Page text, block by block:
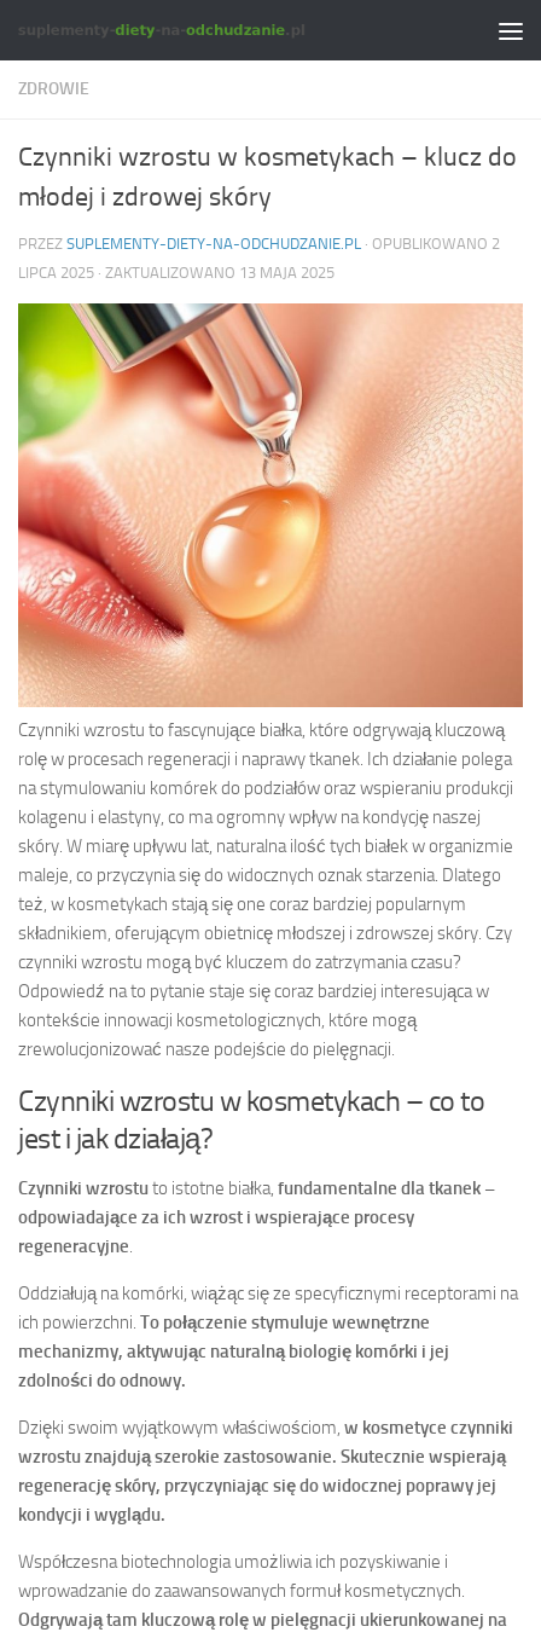
Skip to content
ZDROWIE
Czynniki wzrostu w kosmetykach – klucz do
młodej i zdrowej skóry
PRZEZ SUPLEMENTY-DIETY-NA-ODCHUDZANIE.PL · OPUBLIKOWANO 2
LIPCA 2025 · ZAKTUALIZOWANO 13 MAJA 2025
Czynniki wzrostu to fascynujące białka, które odgrywają kluczową
rolę w procesach regeneracji i naprawy tkanek. Ich działanie polega
na stymulowaniu komórek do podziałów oraz wspieraniu produkcji
kolagenu i elastyny, co ma ogromny wpływ na kondycję naszej
skóry. W miarę upływu lat, naturalna ilość tych białek w organizmie
maleje, co przyczynia się do widocznych oznak starzenia. Dlatego
też, w kosmetykach stają się one coraz bardziej popularnym
składnikiem, oferującym obietnicę młodszej i zdrowszej skóry. Czy
czynniki wzrostu mogą być kluczem do zatrzymania czasu?
Odpowiedź na to pytanie staje się coraz bardziej interesująca w
kontekście innowacji kosmetologicznych, które mogą
zrewolucjonizować nasze podejście do pielęgnacji.
Czynniki wzrostu w kosmetykach – co to
jest i jak działają?
Czynniki wzrostuto istotne białka, fundamentalne dla tkanek –
odpowiadające za ich wzrost i wspierające procesy
regeneracyjne.
Oddziałują na komórki, wiążąc się ze specyficznymi receptorami na
ich powierzchni. To połączenie stymuluje wewnętrzne
mechanizmy, aktywując naturalną biologię komórki i jej
zdolności do odnowy.
Dzięki swoim wyjątkowym właściwościom, w kosmetyce czynniki
wzrostu znajdują szerokie zastosowanie. Skutecznie wspierają
regenerację skóry, przyczyniając się do widocznej poprawy jej
kondycji i wyglądu.
Współczesna biotechnologia umożliwia ich pozyskiwanie i
wprowadzanie do zaawansowanych formuł kosmetycznych.
Odgrywają tam kluczową rolę w pielęgnacji ukierunkowanej na